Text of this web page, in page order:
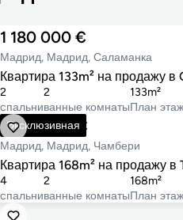
1 180 000 €
Мадрид, Мадрид, Саламанка
Квартира 133m² на продажу
cпальни
2
ванные комнаты
2
План
133m²
Эксклюзивная
1 325 000 €
Мадрид, Мадрид, Чамбери
Квартира 168m² на продажу
cпальни
4
ванные комнаты
2
План
168m²